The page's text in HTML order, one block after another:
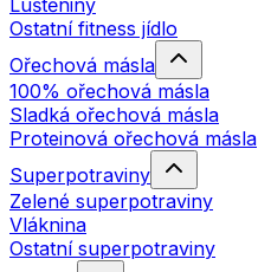
Luštěniny
Ostatní fitness jídlo
Ořechová másla
100% ořechová másla
Sladká ořechová másla
Proteinová ořechová másla
Superpotraviny
Zelené superpotraviny
Vláknina
Ostatní superpotraviny